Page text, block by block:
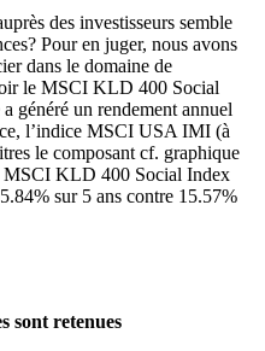
des investisseurs semble
Pour en juger, nous avons
dans le domaine de
le MSCI KLD 400 Social
généré un rendement annuel
l’indice MSCI USA IMI (à
le composant cf. graphique
MSCI KLD 400 Social Index
sur 5 ans contre 15.57%
sont retenues